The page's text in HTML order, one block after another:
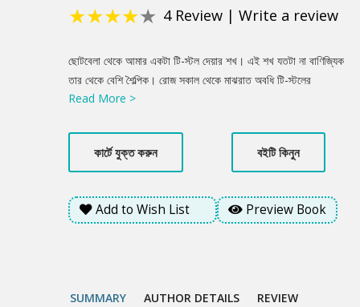
★★★★★ 4Review | Write a review
Product
Summery
ছোটবেলা থেকে আমার একটা টি-স্টল দেয়ার শখ। এই শখ যতটা না বাণিজ্যিক
তার থেকে বেশি শৈল্পিক। রোজ সকাল থেকে মাঝরাত অবধি টি-স্টলের
বেঞ্চগুলোতে ক্রমাগত যে নানা রকম গল্পের তুবড়ি ছোটে, সেই গল্পগুলো সংকলিত
সামান্য একটু গরম পানীয়র বিনিময়ে কী দারুণ সব গল্প রেখে যায় মানুষ!
.........গল্পের খোঁজে থাকা এক লেখকের গল্প, যিনি একটা টি-স্টল কিনতে চান
মানুষের জীবনের গল্প শোনার জন্য। কিন্তু কিছু গল্পের জন্য কি আমরা সত্যিই
প্রস্তুত?
Read More >
কার্টে যুক্ত করুন বইটি কিনুন
Add to Wish List Preview Book
SUMMARY AUTHOR DETAILS REVIEW